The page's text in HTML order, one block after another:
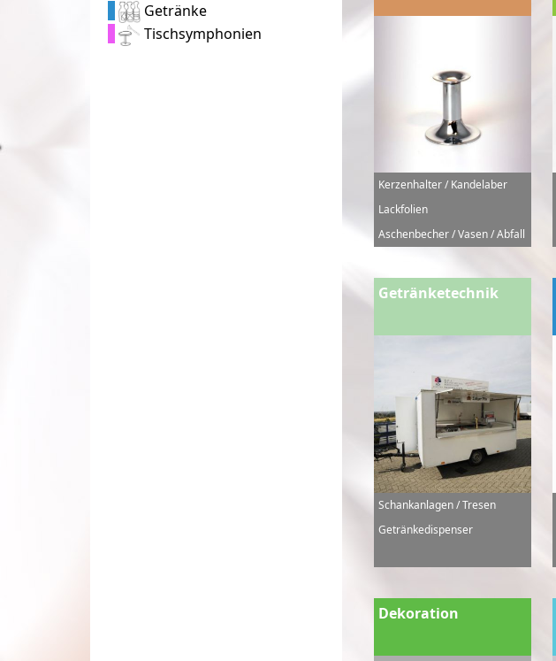
Getränke
Tischsymphonien
Kerzenhalter / Kandelaber
Lackfolien
Aschenbecher / Vasen / Abfall
Getränketechnik
Schankanlagen / Tresen
Getränkedispenser
Dekoration